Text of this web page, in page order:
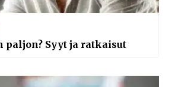
Syyt ja ratkaisut